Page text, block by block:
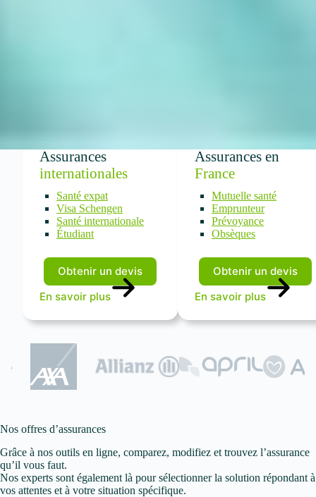
Assurances
internationales
Santé expat
Visa Schengen
Santé internationale
Étudiant
Obtenir un devis
En savoir plus
Assurances en
France
Mutuelle santé
Emprunteur
Prévoyance
Obsèques
Obtenir un devis
En savoir plus
Nos offres d’assurances
Grâce à nos outils en ligne, comparez, modifiez et trouvez l’assurance
qu’il vous faut.
Nos experts sont également là pour sélectionner la solution répondant à
vos attentes et à votre situation spécifique.